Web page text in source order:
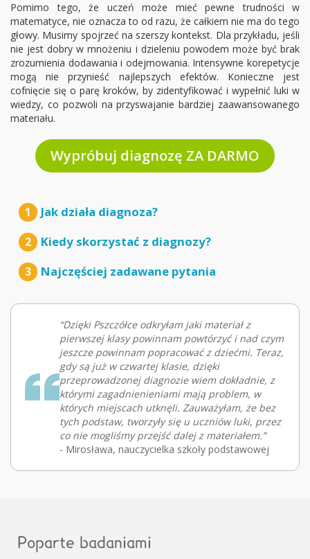
Pomimo tego, że uczeń może mieć pewne trudności w
matematyce, nie oznacza to od razu, że całkiem nie ma do tego
głowy. Musimy spojrzeć na szerszy kontekst. Dla przykładu, jeśli
nie jest dobry w mnożeniu i dzieleniu powodem może być brak
zrozumienia dodawania i odejmowania. Intensywne korepetycje
mogą nie przynieść najlepszych efektów. Konieczne jest
cofnięcie się o parę kroków, by zidentyfikować i wypełnić luki w
wiedzy, co pozwoli na przyswajanie bardziej zaawansowanego
materiału.
Wypróbuj diagnozę ZA DARMO
1 Jak działa diagnoza?
2 Kiedy skorzystać z diagnozy?
3 Najczęściej zadawane pytania
“Dzięki Pszczółce odkryłam jaki materiał z
pierwszej klasy powinnam powtórzyć i nad czym
jeszcze powinnam popracować z dziećmi. Teraz,
gdy są już w czwartej klasie, dzięki
przeprowadzonej diagnozie wiem dokładnie, z
którymi zagadnienieniami mają problem, w
których miejscach utknęli. Zauważyłam, że bez
tych podstaw, tworzyły się u uczniów luki, przez
co nie mogliśmy przejść dalej z materiałem.”
- Mirosława, nauczycielka szkoły podstawowej
Poparte badaniami